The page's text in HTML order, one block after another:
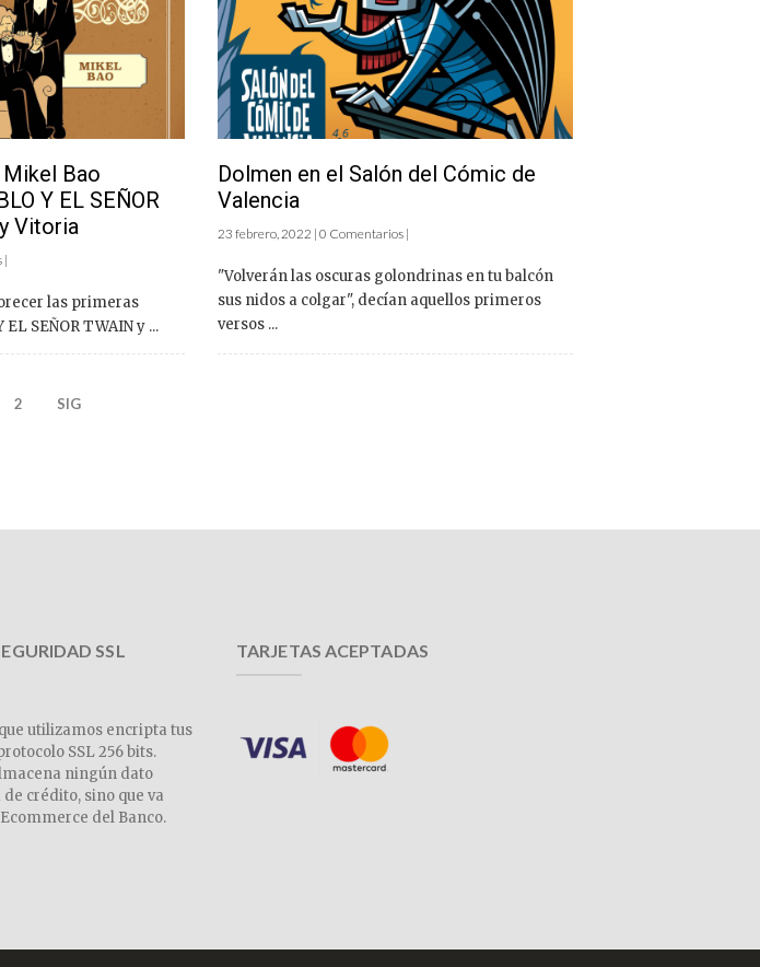
Bao
Y EL SEÑOR
Vitoria
|
las primeras
SEÑOR TWAIN y ...
Dolmen en el Salón del Cómic de
Valencia
23 febrero, 2022 | 0 Comentarios |
"Volverán las oscuras golondrinas en tu balcón
sus nidos a colgar", decían aquellos primeros
versos ...
2 SIG
SSL
utilizamos encripta tus
SSL 256 bits.
ningún dato
crédito, sino que va
del Banco.
TARJETAS ACEPTADAS